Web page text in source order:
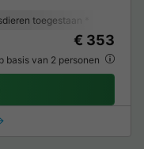
toegestaan *
€ 353
basis van 2 personen